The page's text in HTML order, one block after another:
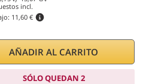
incl.
11,60 €
AÑADIR AL CARRITO
SÓLO QUEDAN 2